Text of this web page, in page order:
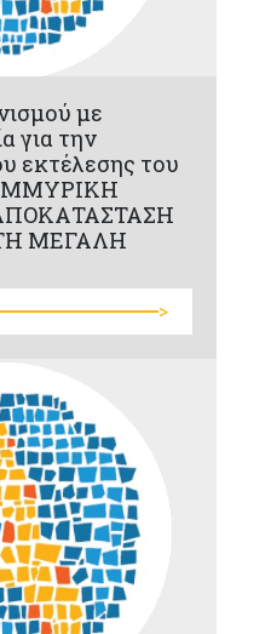
με
για την
εκτέλεσης του
ΜΕΓΑΛΗ
>